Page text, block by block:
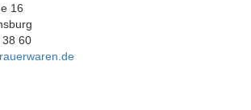
16
60